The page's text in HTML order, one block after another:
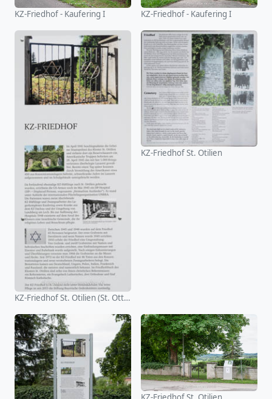
KZ-Friedhof - Kaufering I KZ-Friedhof - Kaufering I
KZ-Friedhof St. Otilien (St. Ottilien)
KZ-Friedhof St. Otilien